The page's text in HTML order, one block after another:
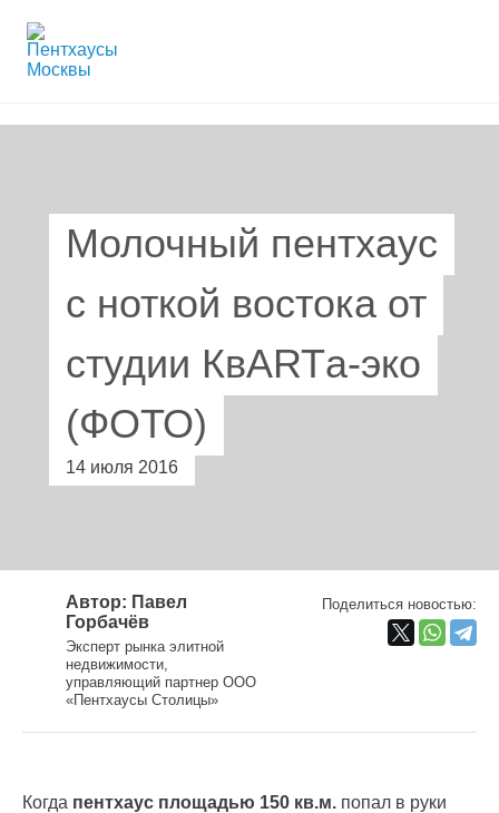
Молочный пентхаус
с ноткой востока от
студии КвARTа-эко
(ФОТО)
14 июля 2016
Автор: Павел
Горбачёв
Эксперт рынка элитной
недвижимости,
управляющий партнер ООО
«Пентхаусы Столицы»
Поделиться новостью:
Когда пентхаус площадью 150 кв.м. попал в руки